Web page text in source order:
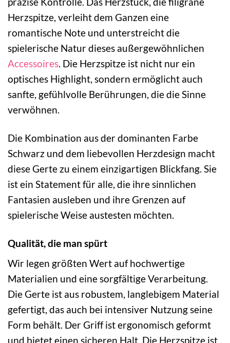
Herzspitze, verleiht dem Ganzen eine
romantische Note und unterstreicht die
spielerische Natur dieses außergewöhnlichen
Accessoires. Die Herzspitze ist nicht nur ein
optisches Highlight, sondern ermöglicht auch
sanfte, gefühlvolle Berührungen, die die Sinne
verwöhnen.
Die Kombination aus der dominanten Farbe
Schwarz und dem liebevollen Herzdesign macht
diese Gerte zu einem einzigartigen Blickfang. Sie
ist ein Statement für alle, die ihre sinnlichen
Fantasien ausleben und ihre Grenzen auf
spielerische Weise austesten möchten.
Qualität, die man spürt
Wir legen größten Wert auf hochwertige
Materialien und eine sorgfältige Verarbeitung.
Die Gerte ist aus robustem, langlebigem Material
gefertigt, das auch bei intensiver Nutzung seine
Form behält. Der Griff ist ergonomisch geformt
und bietet einen sicheren Halt. Die Herzspitze ist